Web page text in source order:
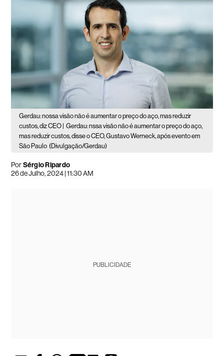
Gerdau: nossa visão não é aumentar o preço do aço, mas reduzir
custos, diz CEO |
Gerdau: nssa visão não é aumentar o preço do aço,
mas reduzir custos, disse o CEO, Gustavo Werneck, após evento em
São Paulo (Divulgação/Gerdau)
PorSérgio Ripardo
26 de Julho, 2024 | 11:30 AM
PUBLICIDADE